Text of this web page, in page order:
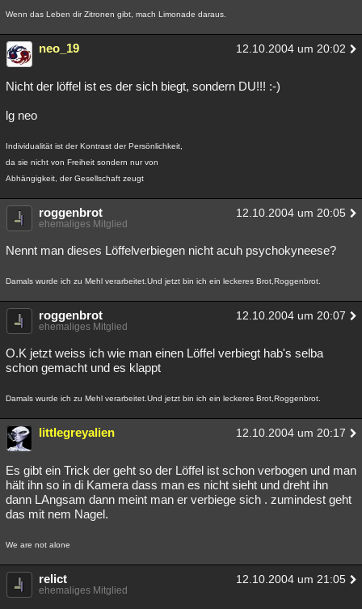
Wenn das Leben dir Zitronen gibt, mach Limonade daraus.
neo_19 12.10.2004 um 20:02
Nicht der löffel ist es der sich biegt, sondern DU!!! :-)
lg neo
Individualität ist der Kontrast der Persönlichkeit,
da sie nicht von Freiheit sondern nur von
Abhängigkeit, der Gesellschaft zeugt
roggenbrot 12.10.2004 um 20:05
ehemaliges Mitglied
Nennt man dieses Löffelverbiegen nicht acuh psychokyneese?
Damals wurde ich zu Mehl verarbeitet.Und jetzt bin ich ein leckeres Brot,Roggenbrot.
roggenbrot 12.10.2004 um 20:07
ehemaliges Mitglied
O.K jetzt weiss ich wie man einen Löffel verbiegt hab's selba
schon gemacht und es klappt
Damals wurde ich zu Mehl verarbeitet.Und jetzt bin ich ein leckeres Brot,Roggenbrot.
littlegreyalien 12.10.2004 um 20:17
Es gibt ein Trick der geht so der Löffel ist schon verbogen und man
hält ihn so in di Kamera dass man es nicht sieht und dreht ihn
dann LAngsam dann meint man er verbiege sich . zumindest geht
das mit nem Nagel.
We are not alone
relict 12.10.2004 um 21:05
ehemaliges Mitglied